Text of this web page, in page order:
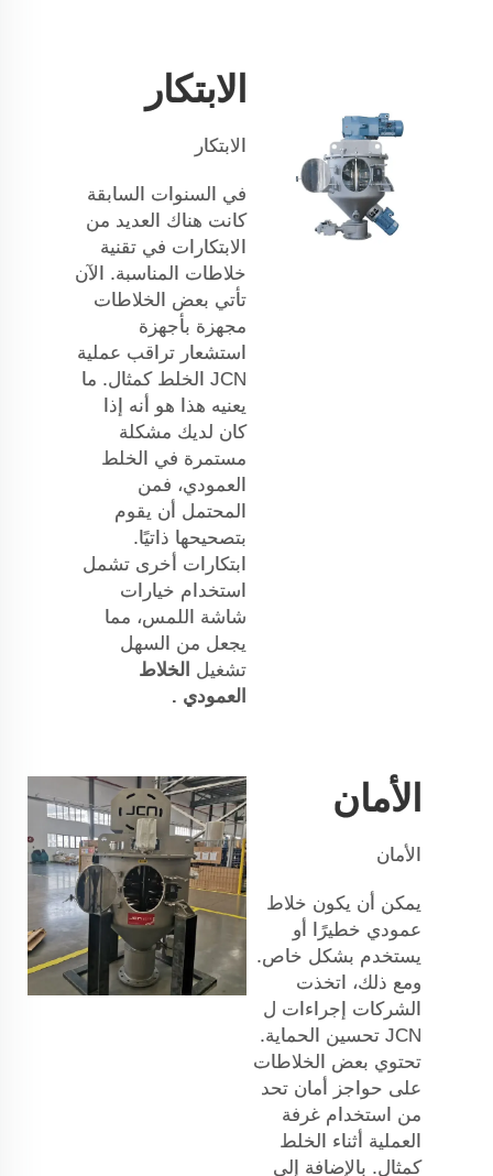
الابتكار
الابتكار
في السنوات السابقة
كانت هناك العديد من
الابتكارات في تقنية
خلاطات المناسبة. الآن
تأتي بعض الخلاطات
مجهزة بأجهزة
استشعار تراقب عملية
JCN الخلط كمثال. ما
يعنيه هذا هو أنه إذا
كان لديك مشكلة
مستمرة في الخلط
العمودي، فمن
المحتمل أن يقوم
بتصحيحها ذاتيًا.
ابتكارات أخرى تشمل
استخدام خيارات
شاشة اللمس، مما
يجعل من السهل
تشغيل الخلاط
العمودي .
الأمان
الأمان
يمكن أن يكون خلاط
عمودي خطيرًا أو
يستخدم بشكل خاص.
ومع ذلك، اتخذت
الشركات إجراءات ل
JCN تحسين الحماية.
تحتوي بعض الخلاطات
على حواجز أمان تحد
من استخدام غرفة
العملية أثناء الخلط
كمثال. بالإضافة إلى